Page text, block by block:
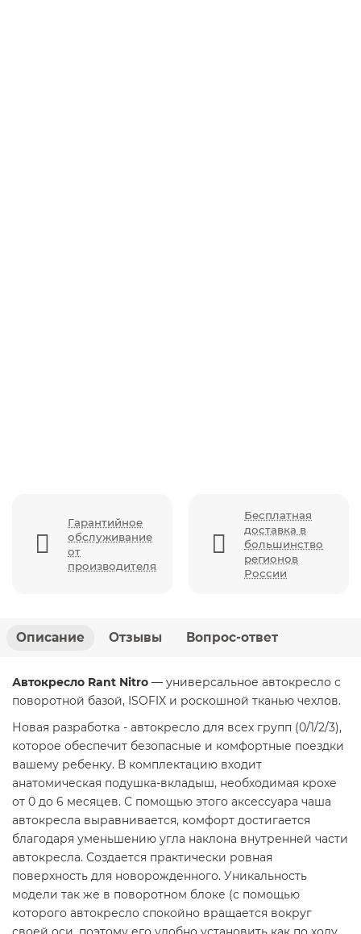
Гарантийное
обслуживание
от
производителя
Бесплатная
доставка в
большинство
регионов
России
Описание Отзывы Вопрос-ответ
Автокресло Rant Nitro — универсальное автокресло с
поворотной базой, ISOFIX и роскошной тканью чехлов.
Новая разработка - автокресло для всех групп (0/1/2/3),
которое обеспечит безопасные и комфортные поездки
вашему ребенку. В комплектацию входит
анатомическая подушка-вкладыш, необходимая крохе
от 0 до 6 месяцев. С помощью этого аксессуара чаша
автокресла выравнивается, комфорт достигается
благодаря уменьшению угла наклона внутренней части
автокресла. Создается практически ровная
поверхность для новорожденного. Уникальность
модели так же в поворотном блоке (с помощью
которого автокресло спокойно вращается вокруг